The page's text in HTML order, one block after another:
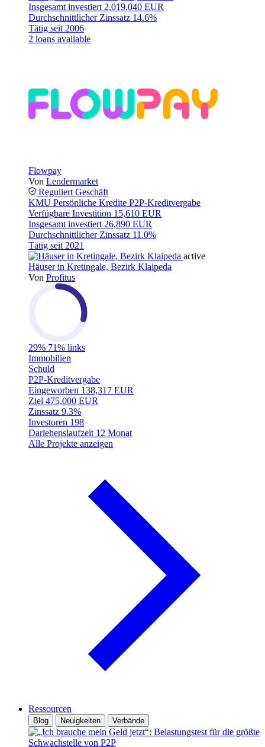
Insgesamt investiert 2,019,040 EUR
Durchschnittlicher Zinssatz 14.6%
Tätig seit 2006
2 loans available
Flowpay
Von Lendermarket
Reguliert Geschäft
KMU Persönliche Kredite P2P-Kreditvergabe
Verfügbare Investition 15,610 EUR
Insgesamt investiert 26,890 EUR
Durchschnittlicher Zinssatz 11.0%
Tätig seit 2021
active
Häuser in Kretingale, Bezirk Klaipeda
Von Profitus
29% 71% links
Immobilien
Schuld
P2P-Kreditvergabe
Eingeworben 138,317 EUR
Ziel 475,000 EUR
Zinssatz 9.3%
Investoren 198
Darlehenslaufzeit 12 Monat
Alle Projekte anzeigen
Ressourcen
Blog Neuigkeiten Verbände